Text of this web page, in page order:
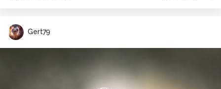
Gert79